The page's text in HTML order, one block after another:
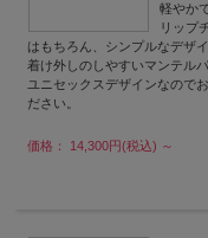
軽やか
リップ
はもちろん、シンプルなデザ
着け外しのしやすいマンテル
ユニセックスデザインなので
ださい。
価格： 14,300円(税込) ～